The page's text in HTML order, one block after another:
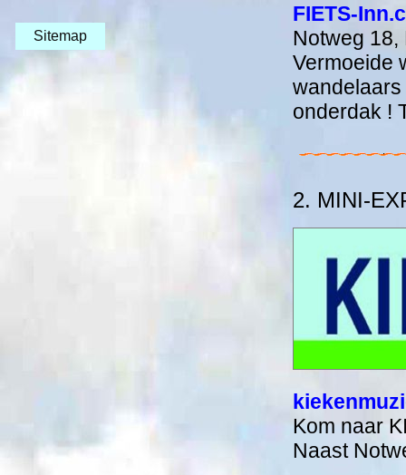
Sitemap
FIETS-
Notweg 18,
Vermoeide
onderdak !
2. MINI-
Kom naar
Naast